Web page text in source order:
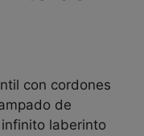
con cordones
de
laberinto